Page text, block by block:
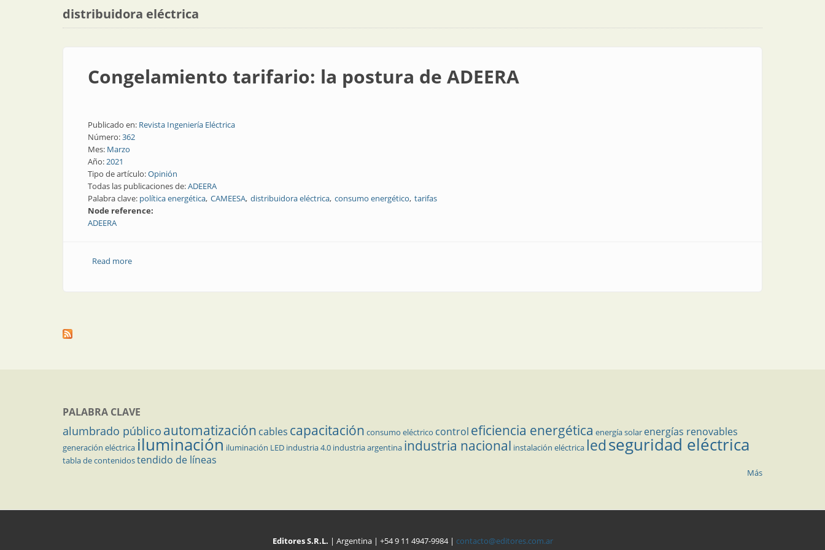
distribuidora eléctrica
Congelamiento tarifario: la postura de ADEERA
Publicado en: Revista Ingeniería Eléctrica
Número:362
Mes: Marzo
Año:2021
Tipo de artículo:Opinión
Todas las publicaciones de:ADEERA
Palabra clave: política energética CAMEESA distribuidora eléctrica consumo energético tarifas
Node reference:
ADEERA
Read moreabout Congelamiento tarifario: la postura de ADEERA
PALABRA CLAVE
alumbrado público automatización cables capacitación consumo eléctrico control eficiencia energética energía solar energías renovables
generación eléctrica iluminación iluminación LED industria 4.0 industria argentina industria nacional instalación eléctrica ledseguridad eléctrica
tabla de contenidostendido de líneas
Más
Editores S.R.L. | Argentina | +54 9 11 4947-9984 | contacto@editores.com.ar